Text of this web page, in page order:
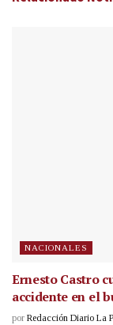
NACIONALES
Ernesto Castro
accidente en el
por Redacción Diario La